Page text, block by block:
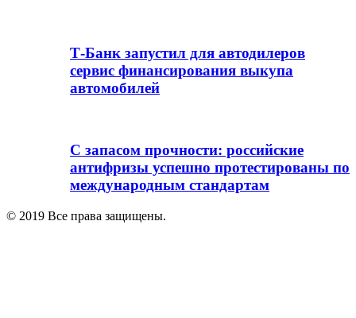
Т-Банк запустил для автодилеров
сервис финансирования выкупа
автомобилей
С запасом прочности: российские
антифризы успешно протестированы по
международным стандартам
© 2019 Все права защищены.